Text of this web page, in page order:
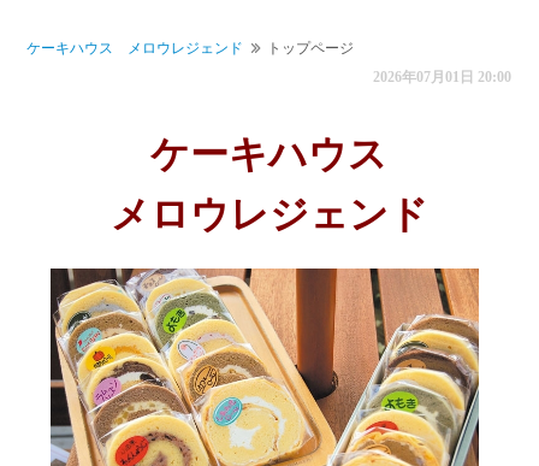
ケーキハウス メロウレジェンド
トップページ
2026年07月01日 20:00
ケーキハウス
メロウレジェンド